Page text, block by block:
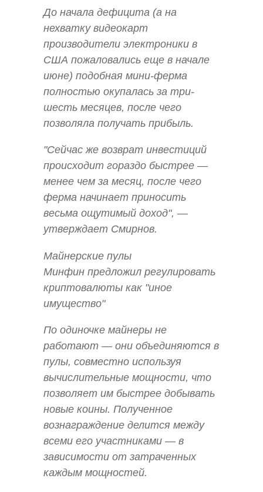
До начала дефицита (а на
нехватку видеокарт
производители электроники в
США пожаловались еще в начале
июне) подобная мини-ферма
полностью окупалась за три-
шесть месяцев, после чего
позволяла получать прибыль.
"Сейчас же возврат инвестиций
происходит гораздо быстрее —
менее чем за месяц, после чего
ферма начинает приносить
весьма ощутимый доход", —
утверждает Смирнов.
Майнерские пулы
Минфин предложил регулировать
криптовалюты как "иное
имущество"
По одиночке майнеры не
работают — они объединяются в
пулы, совместно используя
вычислительные мощности, что
позволяет им быстрее добывать
новые коины. Полученное
вознаграждение делится между
всеми его участниками — в
зависимости от затраченных
каждым мощностей.